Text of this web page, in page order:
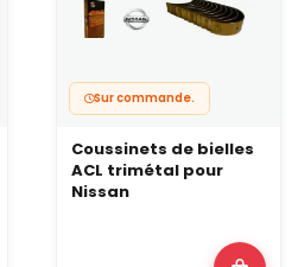
Sur commande.
Coussinets de bielles
ACL trimétal pour
Nissan